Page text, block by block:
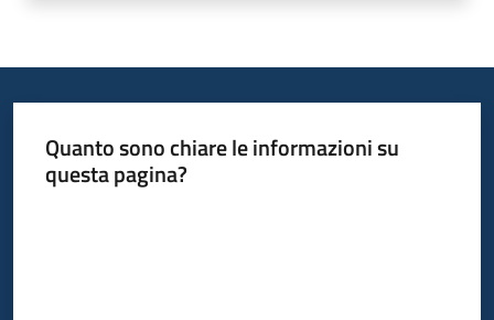
Quanto sono chiare le informazioni su
questa pagina?